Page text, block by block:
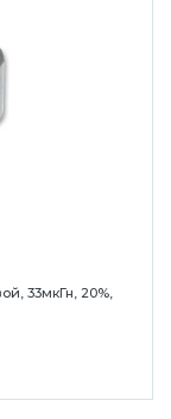
33мкГн, 20%,